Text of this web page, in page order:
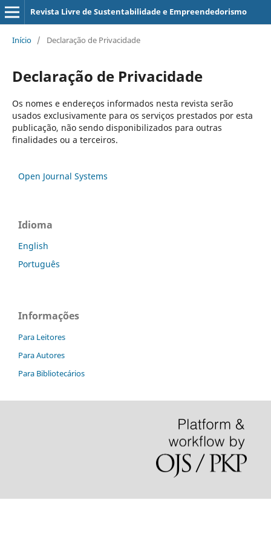
Revista Livre de Sustentabilidade e Empreendedorismo
Início / Declaração de Privacidade
Declaração de Privacidade
Os nomes e endereços informados nesta revista serão
usados exclusivamente para os serviços prestados por esta
publicação, não sendo disponibilizados para outras
finalidades ou a terceiros.
Open Journal Systems
Idioma
English
Português
Informações
Para Leitores
Para Autores
Para Bibliotecários